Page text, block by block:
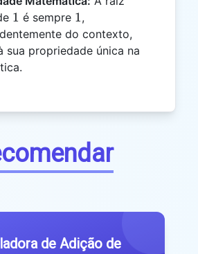
1
1 é sempre 1
1,
do contexto,
sua propriedade única na
de Adição de